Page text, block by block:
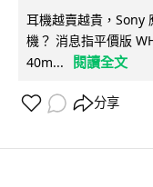
耳機越賣越貴，Sony
機？ 消息指平價版
40m...
閱讀全文
分享